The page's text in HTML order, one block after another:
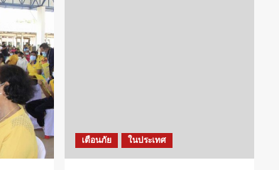
เตือนภัย ในประเทศ